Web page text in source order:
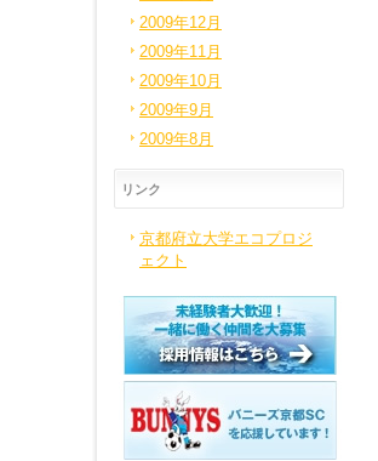
2009年12月
2009年11月
2009年10月
2009年9月
2009年8月
リンク
京都府立大学エコプロジ
ェクト